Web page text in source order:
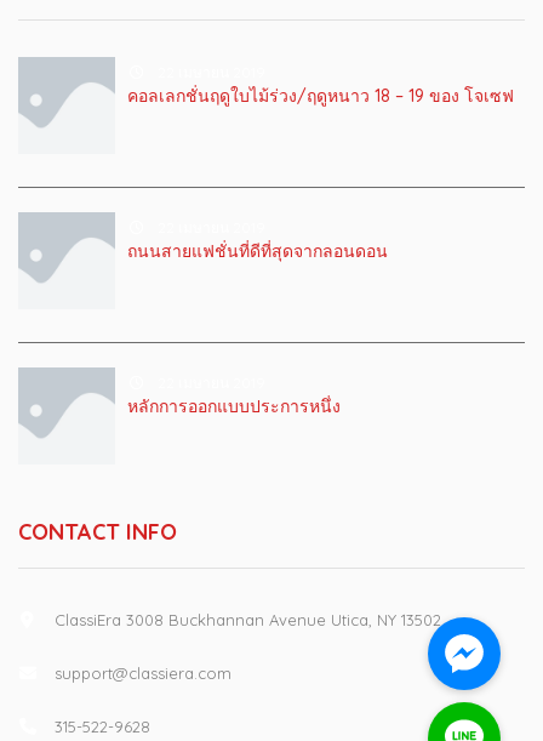
คอลเลกชั่นฤดูใบไม้ร่วง/ฤดูหนาว 18 – 19 ของ โจเซฟ
ถนนสายแฟชั่นที่ดีที่สุดจากลอนดอน
หลักการออกแบบประการหนึ่ง
CONTACT INFO
ClassiEra 3008 Buckhannan Avenue Utica, NY 13502
support@classiera.com
315-522-9628